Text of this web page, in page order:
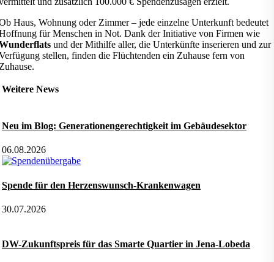
Haus, Wohnung oder Zimmer – jede einzelne Unterkunft bedeutet
für Menschen in Not. Dank der Initiative von Firmen wie
und der Mithilfe aller, die Unterkünfte inserieren und zur
stellen, finden die Flüchtenden ein Zuhause fern von
Weitere News
Neu im Blog: Generationengerechtigkeit im Gebäudesektor
06.08.2026
Spende für den Herzenswunsch-Krankenwagen
30.07.2026
DW-Zukunftspreis für das Smarte Quartier in Jena-Lobeda